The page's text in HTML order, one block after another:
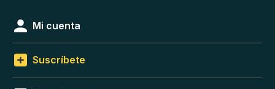
Mi cuenta
Suscríbete